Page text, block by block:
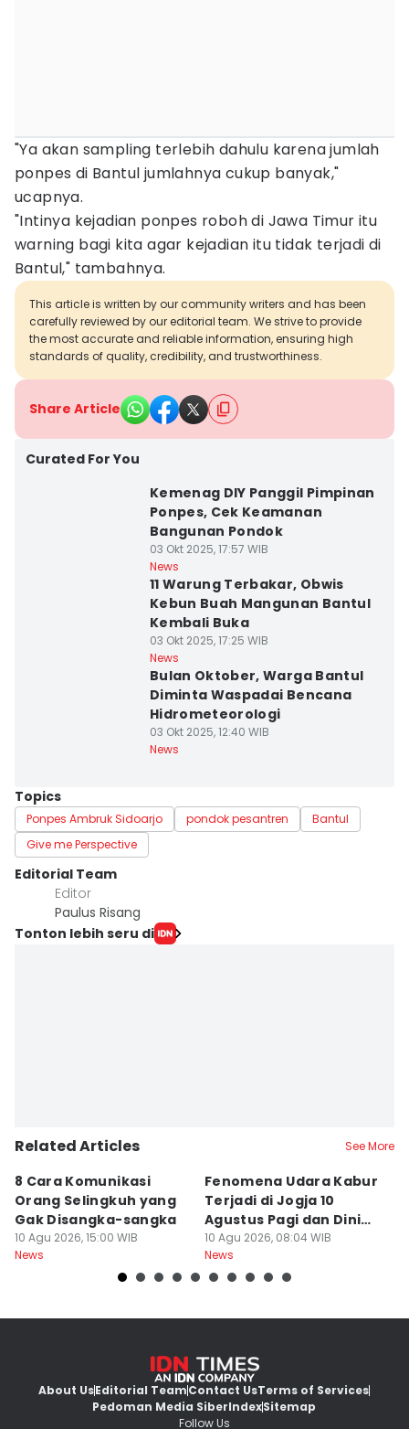
"Ya akan sampling terlebih dahulu karena jumlah
ponpes di Bantul jumlahnya cukup banyak,"
ucapnya.
"Intinya kejadian ponpes roboh di Jawa Timur itu
warning bagi kita agar kejadian itu tidak terjadi di
Bantul," tambahnya.
This article is written by our community writers and has been
carefully reviewed by our editorial team. We strive to provide
the most accurate and reliable information, ensuring high
standards of quality, credibility, and trustworthiness.
Share Article
Curated For You
Kemenag DIY Panggil Pimpinan
Ponpes, Cek Keamanan
Bangunan Pondok
03 Okt 2025, 17:57 WIB
News
11 Warung Terbakar, Obwis
Kebun Buah Mangunan Bantul
Kembali Buka
03 Okt 2025, 17:25 WIB
News
Bulan Oktober, Warga Bantul
Diminta Waspadai Bencana
Hidrometeorologi
03 Okt 2025, 12:40 WIB
News
Topics
Ponpes Ambruk Sidoarjo pondok pesantren
Bantul
Give me Perspective
Editorial Team
Editor
Paulus Risang
Tonton lebih seru di
Related Articles See More
8 Cara Komunikasi
Orang Selingkuh yang
Gak Disangka-sangka
10 Agu 2026, 15:00 WIB
News
Fenomena Udara Kabur
Terjadi di Jogja 10
Agustus Pagi dan Dini
Hari
10 Agu 2026, 08:04 WIB
News
About UsEditorial TeamContact UsTerms of Services
Pedoman Media SiberIndexSitemap
Follow Us